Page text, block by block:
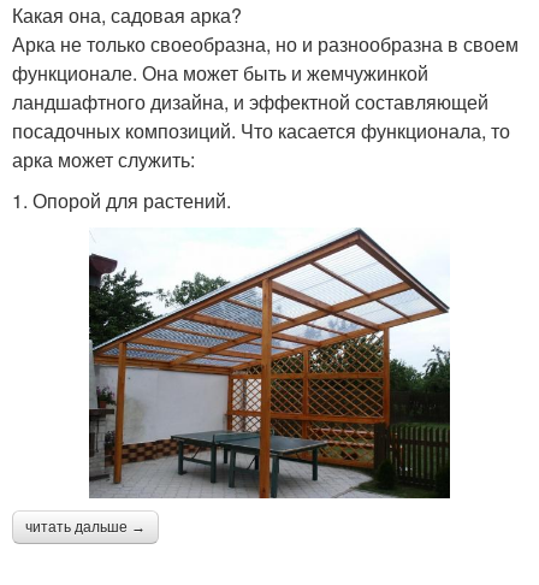
Какая она, садовая арка?
Арка не только своеобразна, но и разнообразна в своем
функционале. Она может быть и жемчужинкой
ландшафтного дизайна, и эффектной составляющей
посадочных композиций. Что касается функционала, то
арка может служить:
1. Опорой для растений.
читать дальше →